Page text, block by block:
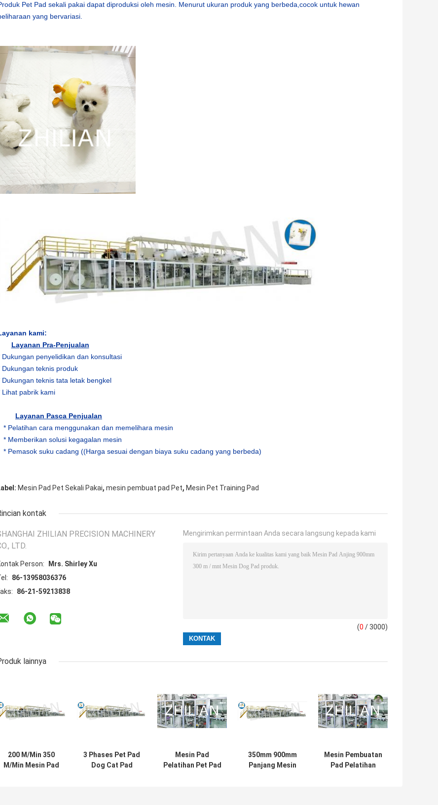
Pet Pad sekali pakai dapat diproduksi oleh mesin. Menurut ukuran produk yang berbeda,cocok untuk hewan
yang bervariasi.
kami:
Layanan Pra-Penjualan
Dukungan penyelidikan dan konsultasi
Dukungan teknis produk
Dukungan teknis tata letak bengkel
Lihat pabrik kami
Layanan Pasca Penjualan
* Pelatihan cara menggunakan dan memelihara mesin
* Memberikan solusi kegagalan mesin
* Pemasok suku cadang ((Harga sesuai dengan biaya suku cadang yang berbeda)
Mesin Pad Pet Sekali Pakai, mesin pembuat pad Pet, Mesin Pet Training Pad
kontak
ZHILIAN PRECISION MACHINERY
LTD.
Person:
Mrs. Shirley Xu
86-13958036376
86-21-59213838
Mengirimkan permintaan Anda secara langsung kepada kami
(0 / 3000)
lainnya
200 M/Min 350
M/Min Mesin Pad
3 Phases Pet Pad
Dog Cat Pad
Mesin Pad
Pelatihan Pet Pad
350mm 900mm
Panjang Mesin
Mesin Pembuatan
Pad Pelatihan